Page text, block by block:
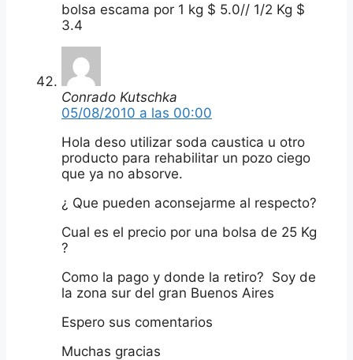
bolsa escama por 1 kg $ 5.0// 1/2 Kg $
3.4
Conrado Kutschka
05/08/2010 a las 00:00
Hola deso utilizar soda caustica u otro
producto para rehabilitar un pozo ciego
que ya no absorve.
¿ Que pueden aconsejarme al respecto?
Cual es el precio por una bolsa de 25 Kg
?
Como la pago y donde la retiro? Soy de
la zona sur del gran Buenos Aires
Espero sus comentarios
Muchas gracias